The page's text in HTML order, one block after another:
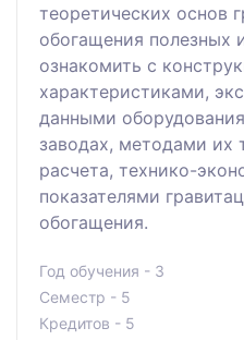
теоретических основ
обогащения полезных
ознакомить с
характеристиками,
данными
заводах, методами их
расчета, технико-
показателями
обогащения.
Год обучения - 3
Семестр - 5
Кредитов - 5